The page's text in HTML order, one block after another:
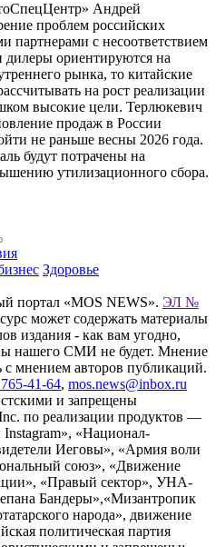
Андрей
проблем российских
партнерами с несоответствием
ориентируются на
рынка, то китайские
на рост реализации
высокие цели. Терлюкевич
продаж в России
не раньше весны 2026 года.
будут потрачены на
утилизационного сбора.
Здоровье
портал «MOS NEWS». ЭЛ №
может содержать материалы
издания - как вам угодно,
нашего СМИ не будет. Мнение
с мнением авторов публикаций.
41-64, mos.news@inbox.ru
и запрещены
по реализации продуктов —
Instagram», «Национал-
Иеговы», «Армия воли
союз», «Движение
«Правый сектор», УНА-
Бандеры»,«Мизантропик
народа», движение
политическая партия